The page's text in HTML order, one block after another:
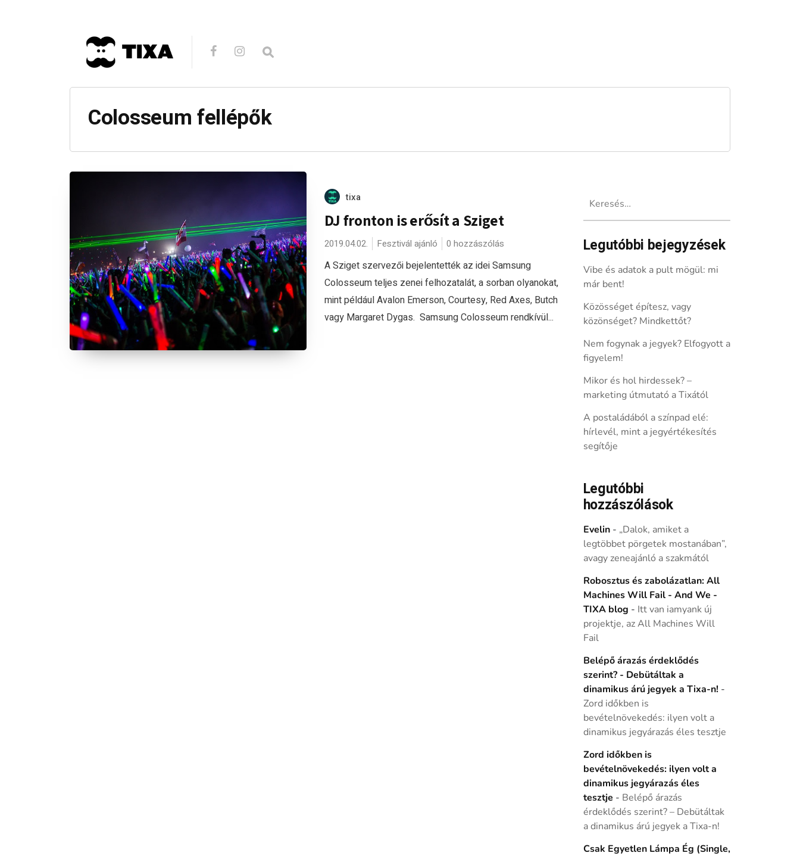
Colosseum fellépők
tixa
DJ fronton is erősít a Sziget
2019.04.02. Fesztivál ajánló 0 hozzászólás
A Sziget szervezői bejelentették az idei Samsung
Colosseum teljes zenei felhozatalát, a sorban olyanokat,
mint például Avalon Emerson, Courtesy, Red Axes, Butch
vagy Margaret Dygas. Samsung Colosseum rendkívül...
Legutóbbi bejegyzések
Vibe és adatok a pult mögül: mi
már bent!
Közösséget építesz, vagy
közönséget? Mindkettőt?
Nem fogynak a jegyek? Elfogyott a
figyelem!
Mikor és hol hirdessek? –
marketing útmutató a Tixától
A postaládából a színpad elé:
hírlevél, mint a jegyértékesítés
segítője
Legutóbbi
hozzászólások
Evelin- „Dalok, amiket a
legtöbbet pörgetek mostanában”,
avagy zeneajánló a szakmától
Robosztus és zabolázatlan: All
Machines Will Fail - And We -
TIXA blog - Itt van iamyank új
projektje, az All Machines Will
Fail
Belépő árazás érdeklődés
szerint? - Debütáltak a
dinamikus árú jegyek a Tixa-n! -
Zord időkben is
bevételnövekedés: ilyen volt a
dinamikus jegyárazás éles tesztje
Zord időkben is
bevételnövekedés: ilyen volt a
dinamikus jegyárazás éles
tesztje - Belépő árazás
érdeklődés szerint? – Debütáltak
a dinamikus árú jegyek a Tixa-n!
Csak Egyetlen Lámpa Ég (Single,